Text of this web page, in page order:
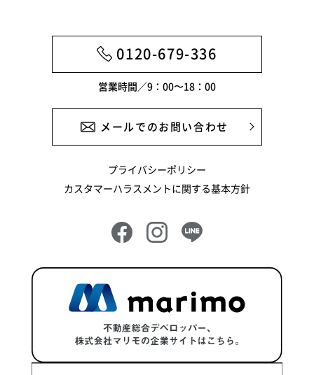
2024年11月
2024年10月
2024年9月
2024年8月
2024年7月
2024年6月
2024年4月
2024年3月
2024年2月
2024年1月
0120-679-336
営業時間／9：00〜18：00
メールでのお問い合わせ
プライバシーポリシー
カスタマーハラスメントに関する基本方針